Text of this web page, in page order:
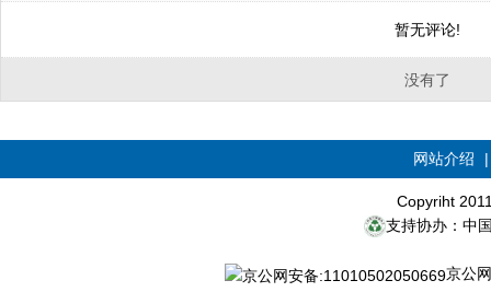
暂无评论!
没有了
网站介绍
Copyriht
支持协办：中
京公